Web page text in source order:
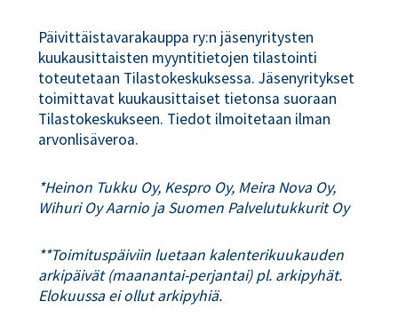
Päivittäistavarakauppa ry:n jäsenyritysten
kuukausittaisten myyntitietojen tilastointi
toteutetaan Tilastokeskuksessa. Jäsenyritykset
toimittavat kuukausittaiset tietonsa suoraan
Tilastokeskukseen. Tiedot ilmoitetaan ilman
arvonlisäveroa.
*Heinon Tukku Oy, Kespro Oy, Meira Nova Oy,
Wihuri Oy Aarnio ja Suomen Palvelutukkurit Oy
**Toimituspäiviin luetaan kalenterikuukauden
arkipäivät (maanantai-perjantai) pl. arkipyhät.
Elokuussa ei ollut arkipyhiä.